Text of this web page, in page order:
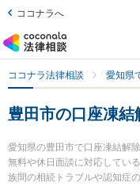
ココナラへ
ココナラ法律相談 愛知県
豊田市の口座凍
愛知県の豊田市で口座凍結解
無料や休日面談に対応してい
族間の相続トラブルや認知症